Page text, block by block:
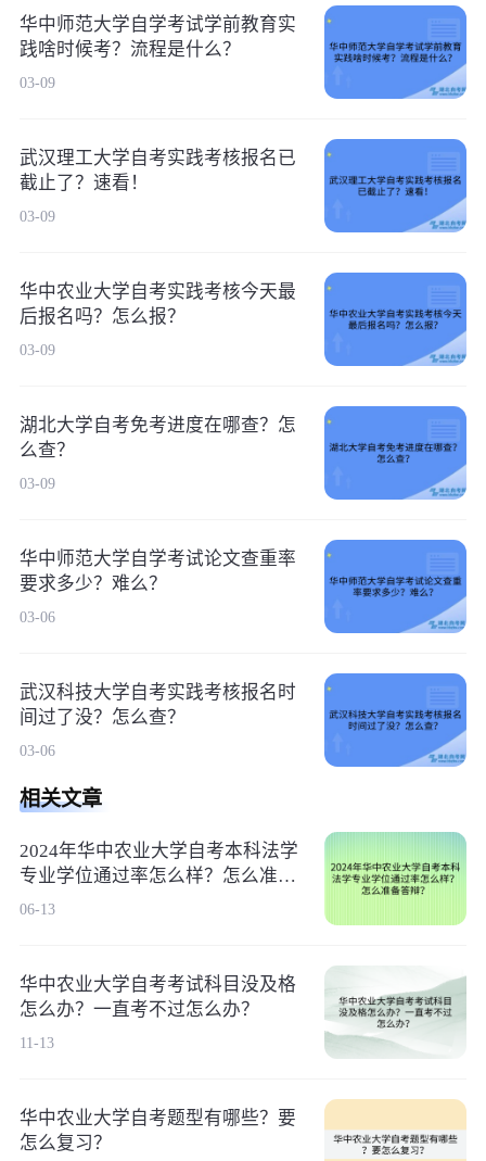
华中师范大学自学考试学前教育实
践啥时候考？流程是什么？
03-09
武汉理工大学自考实践考核报名已
截止了？速看！
03-09
华中农业大学自考实践考核今天最
后报名吗？怎么报？
03-09
湖北大学自考免考进度在哪查？怎
么查？
03-09
华中师范大学自学考试论文查重率
要求多少？难么？
03-06
武汉科技大学自考实践考核报名时
间过了没？怎么查？
03-06
相关文章
2024年华中农业大学自考本科法学
专业学位通过率怎么样？怎么准备
答辩？
06-13
华中农业大学自考考试科目没及格
怎么办？一直考不过怎么办？
11-13
华中农业大学自考题型有哪些？要
怎么复习？